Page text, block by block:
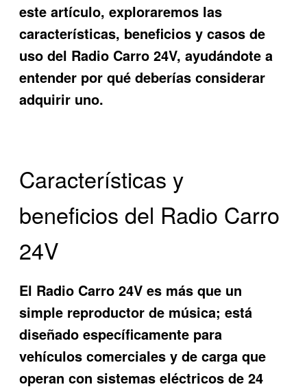
este artículo, exploraremos las
características, beneficios y casos de
uso del Radio Carro 24V, ayudándote a
entender por qué deberías considerar
adquirir uno.
Características y
beneficios del Radio Carro
24V
El Radio Carro 24V es más que un
simple reproductor de música; está
diseñado específicamente para
vehículos comerciales y de carga que
operan con sistemas eléctricos de 24